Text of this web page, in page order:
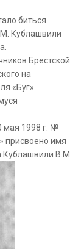
биться
Кублашвили
Брестской
на
«Буг»
мая 1998 г. №
присвоено имя
Кублашвили В.М.